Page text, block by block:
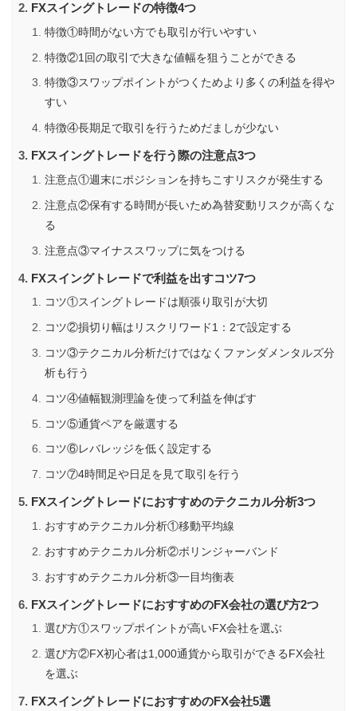
FXスイングトレードの特徴4つ
特徴①時間がない方でも取引が行いやすい
特徴②1回の取引で大きな値幅を狙うことができる
特徴③スワップポイントがつくためより多くの利益を得や
すい
特徴④長期足で取引を行うためだましが少ない
FXスイングトレードを行う際の注意点3つ
注意点①週末にポジションを持ちこすリスクが発生する
注意点②保有する時間が長いため為替変動リスクが高くな
る
注意点③マイナススワップに気をつける
FXスイングトレードで利益を出すコツ7つ
コツ①スイングトレードは順張り取引が大切
コツ②損切り幅はリスクリワード1：2で設定する
コツ③テクニカル分析だけではなくファンダメンタルズ分
析も行う
コツ④値幅観測理論を使って利益を伸ばす
コツ⑤通貨ペアを厳選する
コツ⑥レバレッジを低く設定する
コツ⑦4時間足や日足を見て取引を行う
FXスイングトレードにおすすめのテクニカル分析3つ
おすすめテクニカル分析①移動平均線
おすすめテクニカル分析②ボリンジャーバンド
おすすめテクニカル分析③一目均衡表
FXスイングトレードにおすすめのFX会社の選び方2つ
選び方①スワップポイントが高いFX会社を選ぶ
選び方②FX初心者は1,000通貨から取引ができるFX会社
を選ぶ
FXスイングトレードにおすすめのFX会社5選